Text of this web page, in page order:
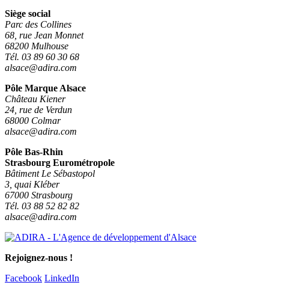
Siège social
Parc des Collines
68, rue Jean Monnet
68200 Mulhouse
Tél. 03 89 60 30 68
alsace@adira.com
Pôle Marque Alsace
Château Kiener
24, rue de Verdun
68000 Colmar
alsace@adira.com
Pôle Bas-Rhin
Strasbourg Eurométropole
Bâtiment Le Sébastopol
3, quai Kléber
67000 Strasbourg
Tél. 03 88 52 82 82
alsace@adira.com
Rejoignez-nous !
Facebook LinkedIn